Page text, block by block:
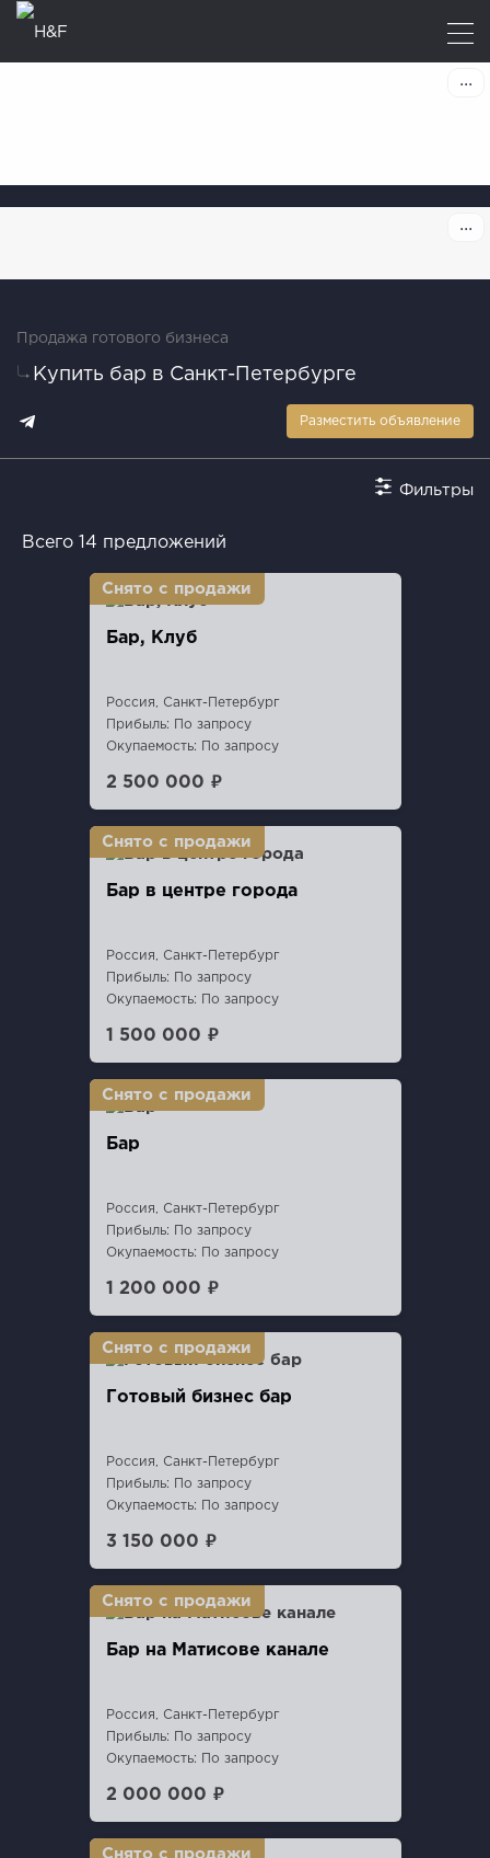
Продажа готового бизнеса
Купить бар в Санкт-Петербурге
Разместить объявление
Фильтры
Всего 14 предложений
Бар, Клуб
Россия, Санкт-Петербург
Прибыль: По запросу
Окупаемость: По запросу
2 500 000 ₽
Бар в центре города
Россия, Санкт-Петербург
Прибыль: По запросу
Окупаемость: По запросу
1 500 000 ₽
Бар
Россия, Санкт-Петербург
Прибыль: По запросу
Окупаемость: По запросу
1 200 000 ₽
Готовый бизнес бар
Россия, Санкт-Петербург
Прибыль: По запросу
Окупаемость: По запросу
3 150 000 ₽
Бар на Матисове канале
Россия, Санкт-Петербург
Прибыль: По запросу
Окупаемость: По запросу
2 000 000 ₽